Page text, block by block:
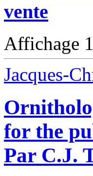
vente
Affichage
Jacques-
for the
Par C.J.